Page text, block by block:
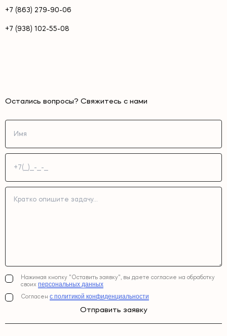
Сроки вывода интернет-магазина в
ТОП
системной работы.
Средние сроки:
низкоконкурентные ниши - от 3 месяцев;
высококонкурентные тематики - от 6-12 месяцев.
структура каталога;
скорость внедрения рекомендаций;
техническое состояние проекта.
+7 (863) 279-90-06
+7 (938) 102-55-08
Остались вопросы? Свяжитесь с нами
Нажимая кнопку "Оставить заявку", вы даете согласие на обработку
своих персональных данных
Согласен с политикой конфиденциальности
Отправить заявку